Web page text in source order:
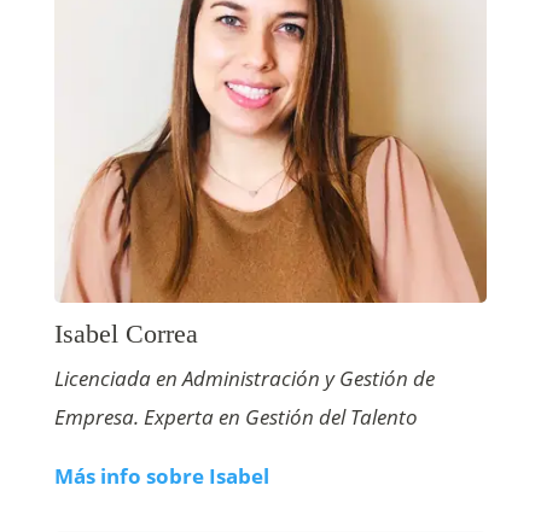
Isabel Correa
Licenciada en Administración y Gestión de
Empresa. Experta en Gestión del Talento
Más info sobre Isabel